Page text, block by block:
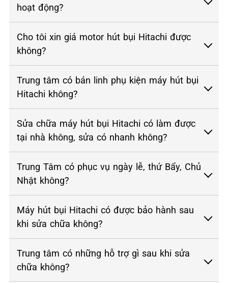
hoạt động?
Cho tôi xin giá motor hút bụi Hitachi được
không?
Trung tâm có bán linh phụ kiện máy hút bụi
Hitachi không?
Sửa chữa máy hút bụi Hitachi có làm được
tại nhà không, sửa có nhanh không?
Trung Tâm có phục vụ ngày lễ, thứ Bẩy, Chủ
Nhật không?
Máy hút bụi Hitachi có được bảo hành sau
khi sửa chữa không?
Trung tâm có những hỗ trợ gì sau khi sửa
chữa không?